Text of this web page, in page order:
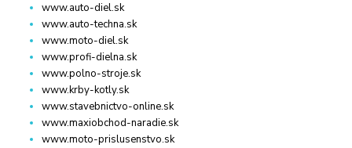
www.auto-diel.sk
www.auto-techna.sk
www.moto-diel.sk
www.profi-dielna.sk
www.polno-stroje.sk
www.krby-kotly.sk
www.stavebnictvo-online.sk
www.maxiobchod-naradie.sk
www.moto-prislusenstvo.sk